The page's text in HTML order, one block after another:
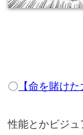
〇 【命を賭け
性能とかビジ